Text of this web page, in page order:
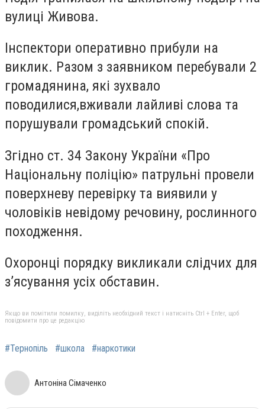
вулиці Живова.
Інспектори оперативно прибули на
виклик. Разом з заявником перебували 2
громадянина, які зухвало
поводилися,вживали лайливі слова та
порушували громадський спокій.
Згідно ст. 34 Закону України «Про
Національну поліцію» патрульні провели
поверхневу перевірку та виявили у
чоловіків невідому речовину, рослинного
походження.
Охоронці порядку викликали слідчих для
з’ясування усіх обставин.
Якщо ви помітили помилку, виділіть необхідний текст і натисніть Ctrl + Enter, щоб
повідомити про це редакцію
#Тернопіль #школа #наркотики
Антоніна Сімаченко